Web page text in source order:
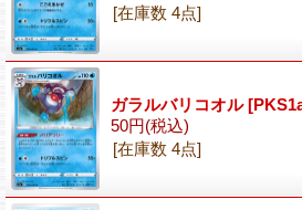
[在庫数 4点]
ガラルバリコオル
50円(税込)
[在庫数 4点]